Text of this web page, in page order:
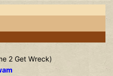
2 Get Wreck)